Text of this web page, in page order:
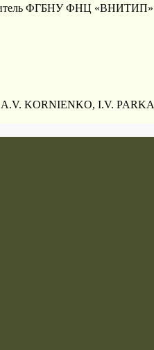
ФГБНУ ФНЦ
KORNIENKO, I.V.